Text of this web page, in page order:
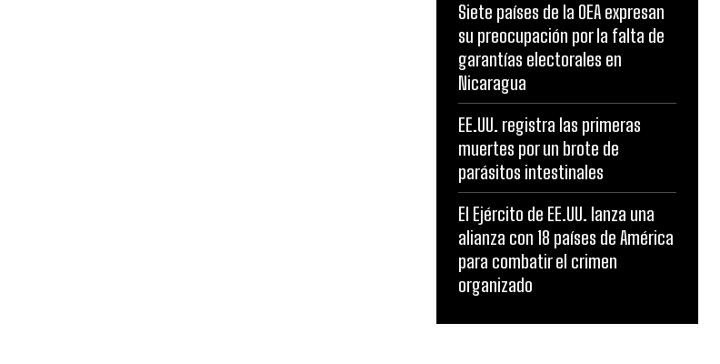
Siete países de la OEA expresan
su preocupación por la falta de
garantías electorales en
Nicaragua
EE.UU. registra las primeras
muertes por un brote de
parásitos intestinales
El Ejército de EE.UU. lanza una
alianza con 18 países de América
para combatir el crimen
organizado